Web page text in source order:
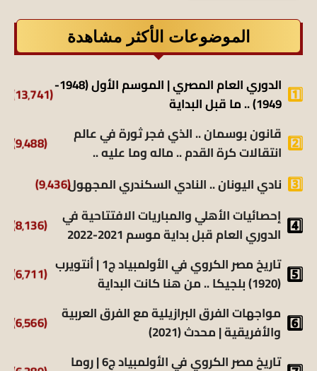
الموضوعات الأكثر مشاهدة
الدوري العام المصري | الموسم الأول (1948-
1949) .. ما قبل البداية
(13٬741)
قانون بوسمان .. الذي فجر ثورة في عالم
انتقالات كرة القدم .. ماله وما عليه ..
(9٬488)
نادي اليونان .. النادي السكندري المجهول(9٬436)
إحصائيات الأهلي والمباريات الافتتاحية في
الدوري العام قبل بداية موسم 2021-2022
(8٬136)
تاريخ مصر الكروي في الأولمبياد ج1 | أنتويرب
(1920) بلجيكا .. من هنا كانت البداية
(6٬711)
مواجهات الفرق البرازيلية مع الفرق العربية
والأفريقية | محدث (2021)
(6٬566)
تاريخ مصر الكروي في الأولمبياد ج6 | روما